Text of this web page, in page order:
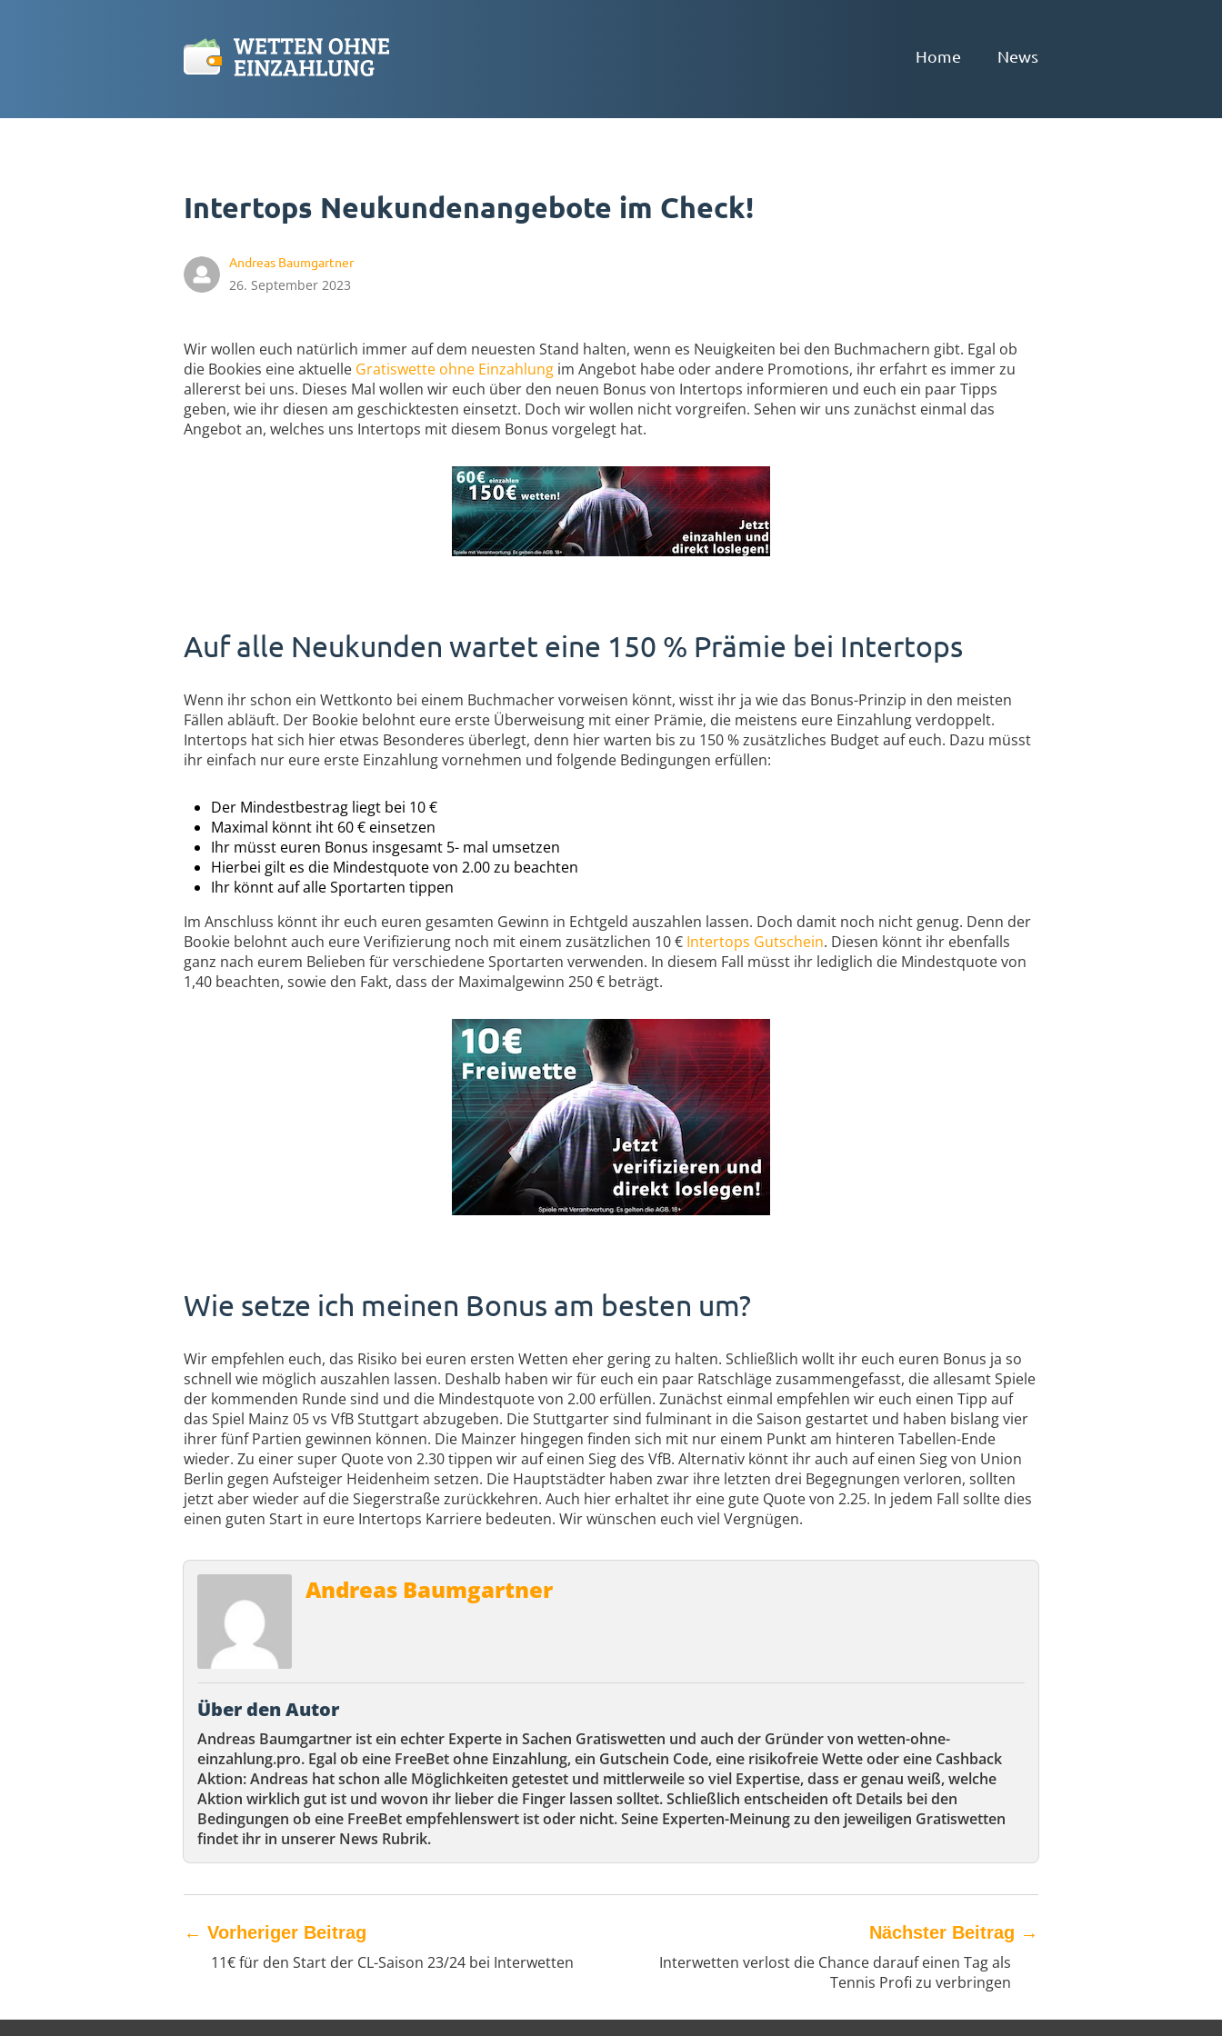
Home News
Intertops Neukundenangebote im Check!
Andreas Baumgartner
26. September 2023
Wir wollen euch natürlich immer auf dem neuesten Stand halten, wenn es Neuigkeiten bei den Buchmachern gibt. Egal ob
die Bookies eine aktuelle Gratiswette ohne Einzahlung im Angebot habe oder andere Promotions, ihr erfahrt es immer zu
allererst bei uns. Dieses Mal wollen wir euch über den neuen Bonus von Intertops informieren und euch ein paar Tipps
geben, wie ihr diesen am geschicktesten einsetzt. Doch wir wollen nicht vorgreifen. Sehen wir uns zunächst einmal das
Angebot an, welches uns Intertops mit diesem Bonus vorgelegt hat.
Auf alle Neukunden wartet eine 150 % Prämie bei Intertops
Wenn ihr schon ein Wettkonto bei einem Buchmacher vorweisen könnt, wisst ihr ja wie das Bonus-Prinzip in den meisten
Fällen abläuft. Der Bookie belohnt eure erste Überweisung mit einer Prämie, die meistens eure Einzahlung verdoppelt.
Intertops hat sich hier etwas Besonderes überlegt, denn hier warten bis zu 150 % zusätzliches Budget auf euch. Dazu müsst
ihr einfach nur eure erste Einzahlung vornehmen und folgende Bedingungen erfüllen:
Der Mindestbestrag liegt bei 10 €
Maximal könnt iht 60 € einsetzen
Ihr müsst euren Bonus insgesamt 5- mal umsetzen
Hierbei gilt es die Mindestquote von 2.00 zu beachten
Ihr könnt auf alle Sportarten tippen
Im Anschluss könnt ihr euch euren gesamten Gewinn in Echtgeld auszahlen lassen. Doch damit noch nicht genug. Denn der
Bookie belohnt auch eure Verifizierung noch mit einem zusätzlichen 10 € Intertops Gutschein. Diesen könnt ihr ebenfalls
ganz nach eurem Belieben für verschiedene Sportarten verwenden. In diesem Fall müsst ihr lediglich die Mindestquote von
1,40 beachten, sowie den Fakt, dass der Maximalgewinn 250 € beträgt.
Wie setze ich meinen Bonus am besten um?
Wir empfehlen euch, das Risiko bei euren ersten Wetten eher gering zu halten. Schließlich wollt ihr euch euren Bonus ja so
schnell wie möglich auszahlen lassen. Deshalb haben wir für euch ein paar Ratschläge zusammengefasst, die allesamt Spiele
der kommenden Runde sind und die Mindestquote von 2.00 erfüllen. Zunächst einmal empfehlen wir euch einen Tipp auf
das Spiel Mainz 05 vs VfB Stuttgart abzugeben. Die Stuttgarter sind fulminant in die Saison gestartet und haben bislang vier
ihrer fünf Partien gewinnen können. Die Mainzer hingegen finden sich mit nur einem Punkt am hinteren Tabellen-Ende
wieder. Zu einer super Quote von 2.30 tippen wir auf einen Sieg des VfB. Alternativ könnt ihr auch auf einen Sieg von Union
Berlin gegen Aufsteiger Heidenheim setzen. Die Hauptstädter haben zwar ihre letzten drei Begegnungen verloren, sollten
jetzt aber wieder auf die Siegerstraße zurückkehren. Auch hier erhaltet ihr eine gute Quote von 2.25. In jedem Fall sollte dies
einen guten Start in eure Intertops Karriere bedeuten. Wir wünschen euch viel Vergnügen.
Andreas Baumgartner
Über den Autor
Andreas Baumgartner ist ein echter Experte in Sachen Gratiswetten und auch der Gründer von wetten-ohne-
einzahlung.pro. Egal ob eine FreeBet ohne Einzahlung, ein Gutschein Code, eine risikofreie Wette oder eine Cashback
Aktion: Andreas hat schon alle Möglichkeiten getestet und mittlerweile so viel Expertise, dass er genau weiß, welche
Aktion wirklich gut ist und wovon ihr lieber die Finger lassen solltet. Schließlich entscheiden oft Details bei den
Bedingungen ob eine FreeBet empfehlenswert ist oder nicht. Seine Experten-Meinung zu den jeweiligen Gratiswetten
findet ihr in unserer News Rubrik.
Nächster Beitrag →
Interwetten verlost die Chance darauf einen Tag als
Tennis Profi zu verbringen
← Vorheriger Beitrag
11€ für den Start der CL-Saison 23/24 bei Interwetten